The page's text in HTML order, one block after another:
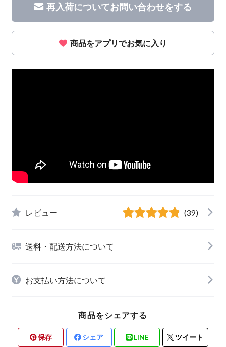
再入荷についてお問い合わせをする
商品をアプリでお気に入り
レビュー (39)
送料・配送方法について
お支払い方法について
商品をシェアする
保存 シェア LINE ツイート